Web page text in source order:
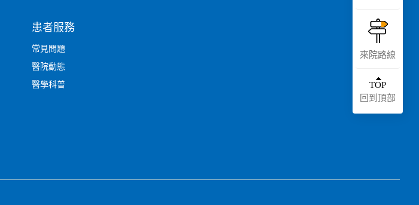
患者服務
常見問題
醫院動態
醫學科普
來院路線
TOP
回到頂部